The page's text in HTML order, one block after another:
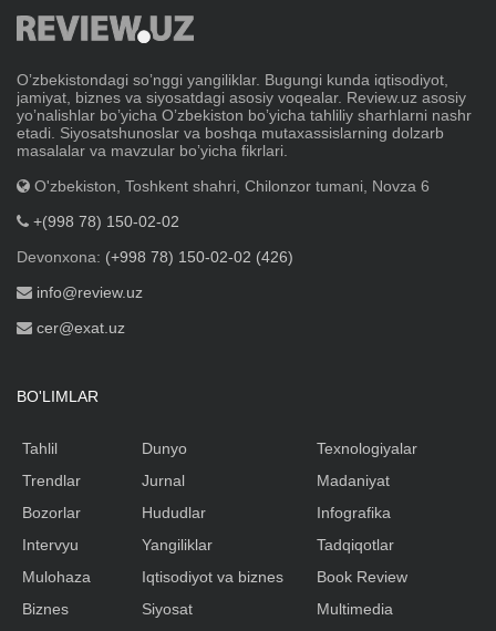
Oʼzbekistondagi soʼnggi yangiliklar. Bugungi kunda iqtisodiyot,
jamiyat, biznes va siyosatdagi asosiy voqealar. Review.uz asosiy
yoʼnalishlar boʼyicha Oʼzbekiston boʼyicha tahliliy sharhlarni nashr
etadi. Siyosatshunoslar va boshqa mutaxassislarning dolzarb
masalalar va mavzular boʼyicha fikrlari.
O'zbekiston, Toshkent shahri, Chilonzor tumani, Novza 6
+(998 78) 150-02-02
Devonxona: (+998 78) 150-02-02 (426)
info@review.uz
cer@exat.uz
BO'LIMLAR
Tahlil
Trendlar
Bozorlar
Intervyu
Mulohaza
Biznes
Dunyo
Jurnal
Hududlar
Yangiliklar
Iqtisodiyot va biznes
Siyosat
Texnologiyalar
Madaniyat
Infografika
Tadqiqotlar
Book Review
Multimedia